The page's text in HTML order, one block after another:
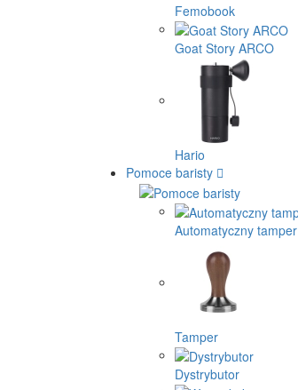
Femobook
Goat Story ARCO
Hario
Pomoce baristy
Automatyczny tamper
Tamper
Dystrybutor